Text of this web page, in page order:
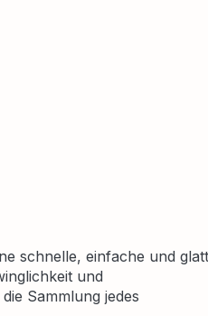
schnelle, einfache und
und
Sammlung jedes